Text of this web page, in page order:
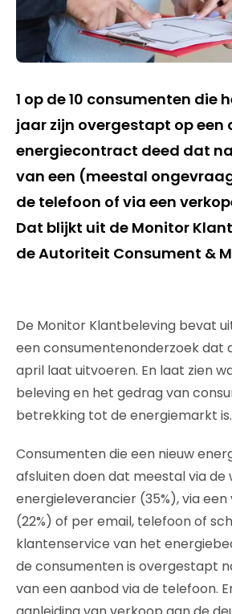
1 op de 10 consumenten die
jaar zijn overgestapt op een
energiecontract deed dat
van een (meestal
de telefoon of via een
Dat blijkt uit de Monitor
de Autoriteit Consument &
De Monitor Klantbeleving bevat
een consumentenonderzoek dat
april laat uitvoeren. En laat zien
beleving en het gedrag van
betrekking tot de energiemarkt is.
Consumenten die een nieuw
afsluiten doen dat meestal via de
energieleverancier (35%), via een
(22%) of per email, telefoon of
klantenservice van het
de consumenten is overgestapt
van een aanbod via de telefoon.